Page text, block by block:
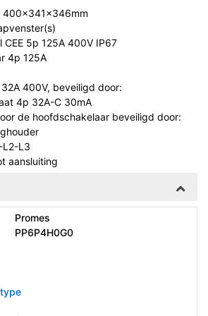
400x341x346mm
5p 125A 400V IP67
4p 125A
400V, beveiligd door:
4p 32A-C 30mA
de hoofdschakelaar beveiligd door:
L2-L3
aansluiting
Promes
PP6P4H0G0